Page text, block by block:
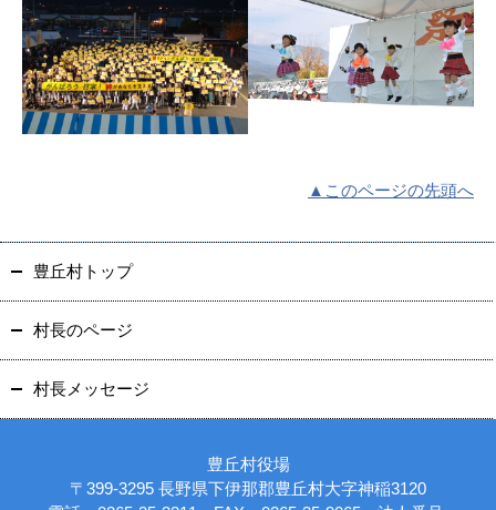
▲このページの先頭へ
豊丘村トップ
村長のページ
村長メッセージ
豊丘村役場
〒399-3295 長野県下伊那郡豊丘村大字神稲3120